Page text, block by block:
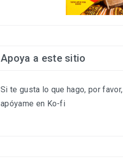
Apoya a este sitio
Si te gusta lo que hago, por favor,
apóyame en Ko-fi